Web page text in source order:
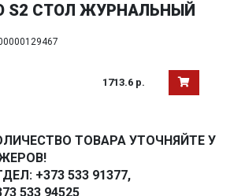
S2 СТОЛ ЖУРНАЛЬНЫЙ
1713.6 р.
ТОВАРА УТОЧНЯЙТЕ У
+373 533 91377,
533 94525